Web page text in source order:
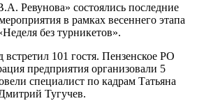
состоялись последние
в рамках весеннего этапа
без турникетов».
встретил 101 гостя. Пензенское РО
предприятия организовали 5
специалист по кадрам Татьяна
Тугучев.